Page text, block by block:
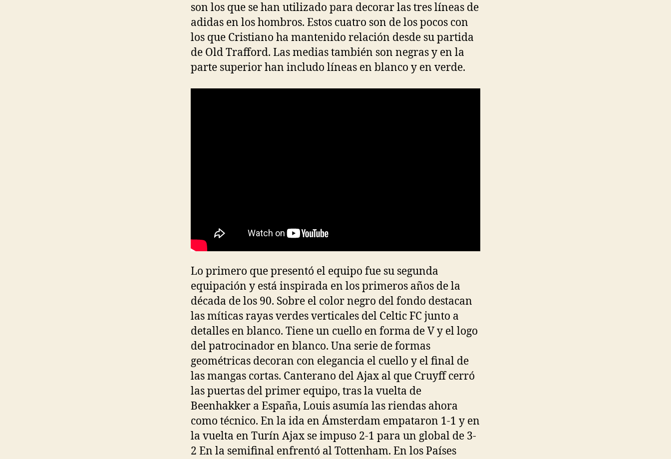
son los que se han utilizado para decorar las tres líneas de
adidas en los hombros. Estos cuatro son de los pocos con
los que Cristiano ha mantenido relación desde su partida
de Old Trafford. Las medias también son negras y en la
parte superior han includo líneas en blanco y en verde.
Lo primero que presentó el equipo fue su segunda
equipación y está inspirada en los primeros años de la
década de los 90. Sobre el color negro del fondo destacan
las míticas rayas verdes verticales del Celtic FC junto a
detalles en blanco. Tiene un cuello en forma de V y el logo
del patrocinador en blanco. Una serie de formas
geométricas decoran con elegancia el cuello y el final de
las mangas cortas. Canterano del Ajax al que Cruyff cerró
las puertas del primer equipo, tras la vuelta de
Beenhakker a España, Louis asumía las riendas ahora
como técnico. En la ida en Ámsterdam empataron 1-1 y en
la vuelta en Turín Ajax se impuso 2-1 para un global de 3-
2 En la semifinal enfrentó al Tottenham. En los Países